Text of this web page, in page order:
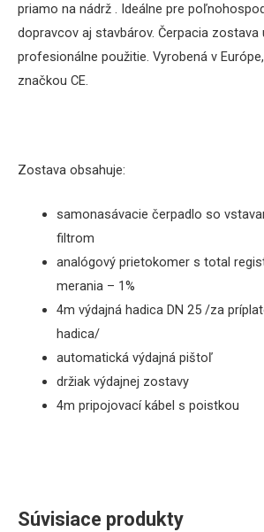
priamo na nádrž . Ideálne pre
dopravcov aj stavbárov. Čerpacia zostava
profesionálne použitie. Vyrobená v
značkou CE.
Zostava obsahuje:
samonasávacie čerpadlo so
filtrom
analógový prietokomer s total
merania – 1%
4m výdajná hadica DN 25 /za
hadica/
automatická výdajná pištoľ
držiak výdajnej zostavy
4m pripojovací kábel s poistkou
Súvisiace produkty